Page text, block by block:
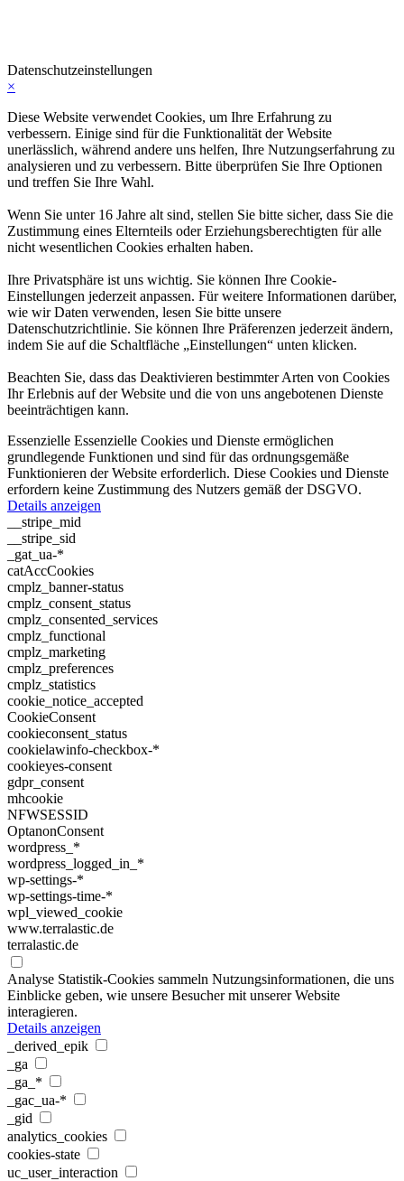
Datenschutzeinstellungen
×
Diese Website verwendet Cookies, um Ihre Erfahrung zu
verbessern. Einige sind für die Funktionalität der Website
unerlässlich, während andere uns helfen, Ihre Nutzungserfahrung zu
analysieren und zu verbessern. Bitte überprüfen Sie Ihre Optionen
und treffen Sie Ihre Wahl.
Wenn Sie unter 16 Jahre alt sind, stellen Sie bitte sicher, dass Sie die
Zustimmung eines Elternteils oder Erziehungsberechtigten für alle
nicht wesentlichen Cookies erhalten haben.
Ihre Privatsphäre ist uns wichtig. Sie können Ihre Cookie-
Einstellungen jederzeit anpassen. Für weitere Informationen darüber,
wie wir Daten verwenden, lesen Sie bitte unsere
Datenschutzrichtlinie. Sie können Ihre Präferenzen jederzeit ändern,
indem Sie auf die Schaltfläche „Einstellungen“ unten klicken.
Beachten Sie, dass das Deaktivieren bestimmter Arten von Cookies
Ihr Erlebnis auf der Website und die von uns angebotenen Dienste
beeinträchtigen kann.
Essenzielle Essenzielle Cookies und Dienste ermöglichen
grundlegende Funktionen und sind für das ordnungsgemäße
Funktionieren der Website erforderlich. Diese Cookies und Dienste
erfordern keine Zustimmung des Nutzers gemäß der DSGVO.
Details anzeigen
__stripe_mid
__stripe_sid
_gat_ua-*
catAccCookies
cmplz_banner-status
cmplz_consent_status
cmplz_consented_services
cmplz_functional
cmplz_marketing
cmplz_preferences
cmplz_statistics
cookie_notice_accepted
CookieConsent
cookieconsent_status
cookielawinfo-checkbox-*
cookieyes-consent
gdpr_consent
mhcookie
NFWSESSID
OptanonConsent
wordpress_*
wordpress_logged_in_*
wp-settings-*
wp-settings-time-*
wpl_viewed_cookie
www.terralastic.de
terralastic.de
Analyse Statistik-Cookies sammeln Nutzungsinformationen, die uns
Einblicke geben, wie unsere Besucher mit unserer Website
interagieren.
Details anzeigen
_derived_epik
_ga
_ga_*
_gac_ua-*
_gid
analytics_cookies
cookies-state
uc_user_interaction